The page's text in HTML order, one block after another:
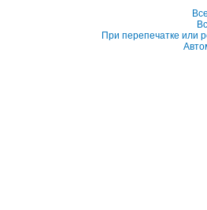
При перепечатке или